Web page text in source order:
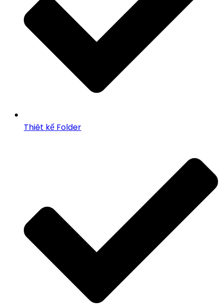
Thiêt kế Folder